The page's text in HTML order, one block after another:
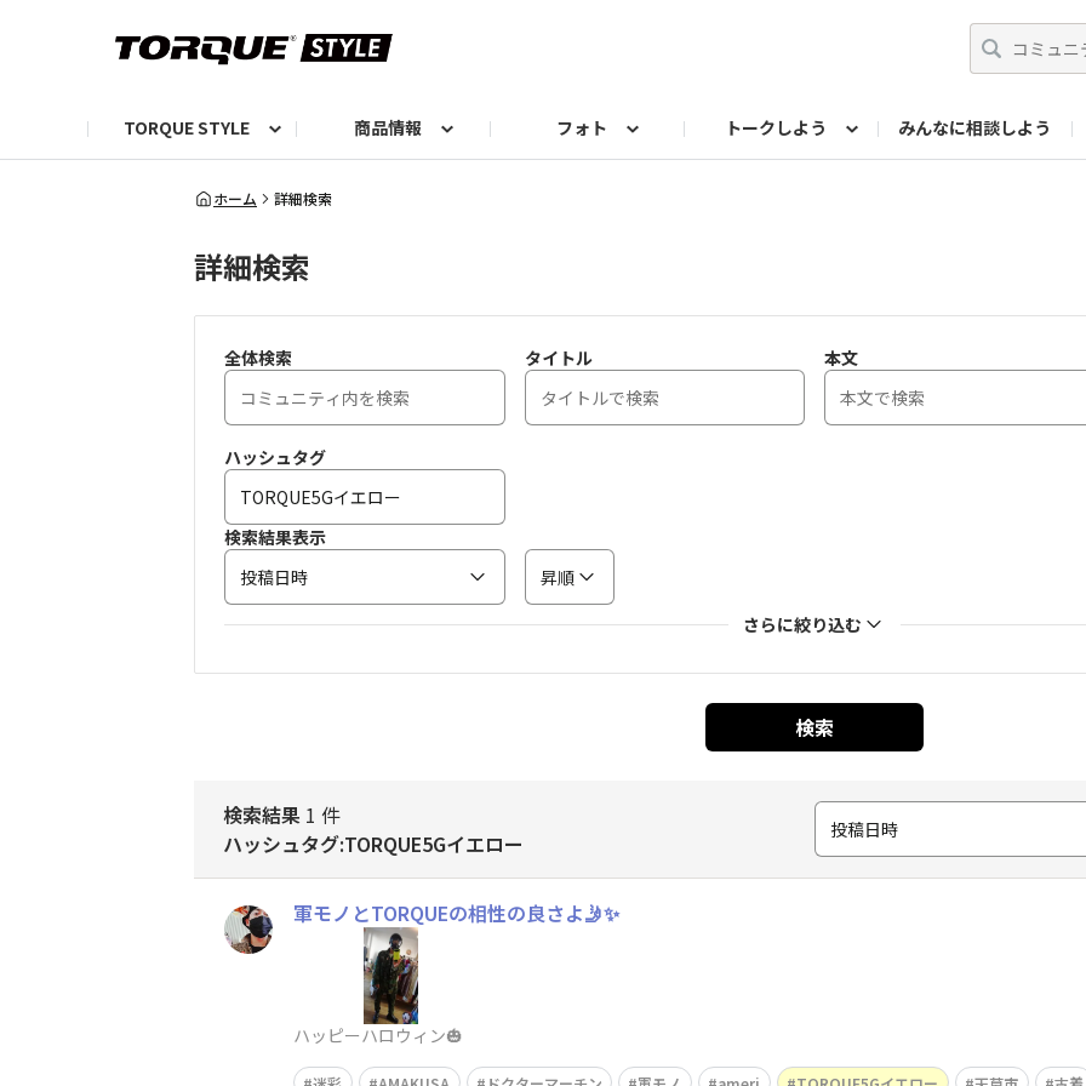
TORQUE STYLE
お知らせ TORQUIZ【投票企画】
商品情報
TORQUEニュース
フォト
TORQUEフォト
トークしよう
自己紹介しよう
みんなに相談しよう
編集部の日常フォト
ホーム 詳細検索
詳細検索
全体検索 タイトル 本文
ハッシュタグ
検索結果表示
投稿日時
昇順
さらに絞り込む
検索
検索結果 1 件
ハッシュタグ:TORQUE5Gイエロー
投稿日時
軍モノとTORQUEの相性の良さよ🤳✨
ハッピーハロウィン🎃